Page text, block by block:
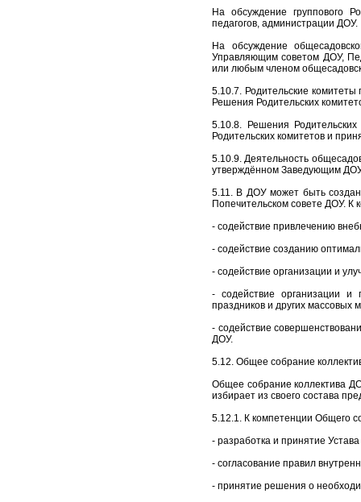
На обсуждение группового
педагогов, администрации ДОУ.
На обсуждение
Управляющим советом ДОУ,
или любым членом
5.10.7. Родительские
Решения Родительских
5.10.8. Решения
Родительских комитетов и
5.10.9. Деятельность
утверждённом Заведующим
5.11. В ДОУ может быть создан
Попечительском совете ДОУ. К
- содействие привлечению
- содействие созданию
- содействие организации и
- содействие организации и
праздников и других массовых
- содействие
ДОУ.
5.12. Общее собрание
Общее собрание коллектива
избирает из своего состава
5.12.1. К компетенции Общего
- разработка и принятие
- согласование правил
- принятие решения о